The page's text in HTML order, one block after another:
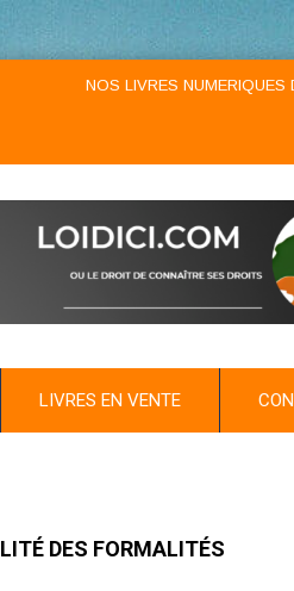
NOS LIVRES NUMERIQUES
LIVRES EN VENTE
DES FORMALITÉS